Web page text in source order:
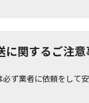
に関するご注意
ず業者に依頼をして